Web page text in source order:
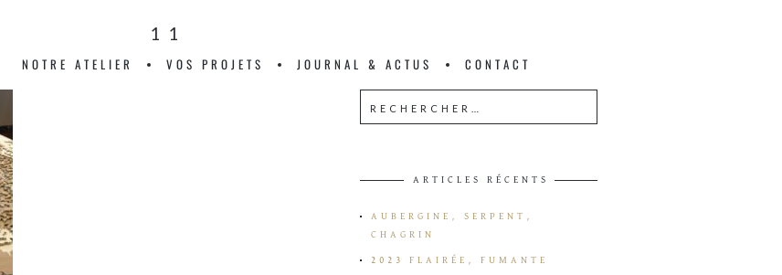
NOTRE ATELIER VOS PROJETS JOURNAL & ACTUS CONTACT
11
ARTICLES RÉCENTS
AUBERGINE, SERPENT,
CHAGRIN
2023 FLAIRÉE, FUMANTE